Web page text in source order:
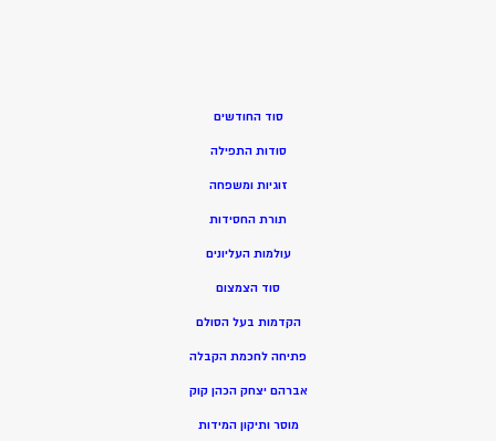
סוד החודשים
סודות התפילה
זוגיות ומשפחה
תורת החסידות
עולמות העליונים
סוד הצמצום
הקדמות בעל הסולם
פתיחה לחכמת הקבלה
אברהם יצחק הכהן קוק
מוסר ותיקון המידות